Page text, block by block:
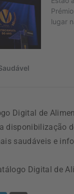
Digital de
disponibilização
saudáveis e
Digital de